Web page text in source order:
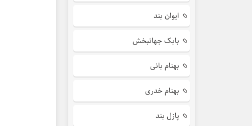
ایوان بند
بابک جهانبخش
بهنام بانی
بهنام خدری
پازل بند